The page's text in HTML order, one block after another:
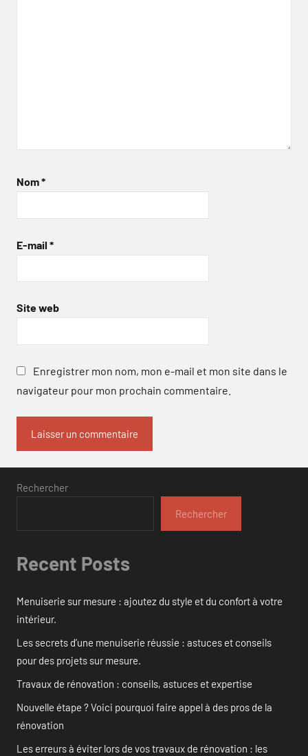
Nom*
E-mail *
Site web
Enregistrer mon nom, mon e-mail et mon site dans le
navigateur pour mon prochain commentaire.
Rechercher
Rechercher
Recent Posts
Menuiserie sur mesure : ajoutez du style et du confort à votre
intérieur.
Les secrets d’une menuiserie réussie : astuces et conseils
pour des projets sur mesure.
Travaux de rénovation : conseils, astuces et expertise
Nouvelle étape ? Voici pourquoi faire appel à des pros de la
rénovation
Les erreurs à éviter lors de vos travaux de rénovation : les